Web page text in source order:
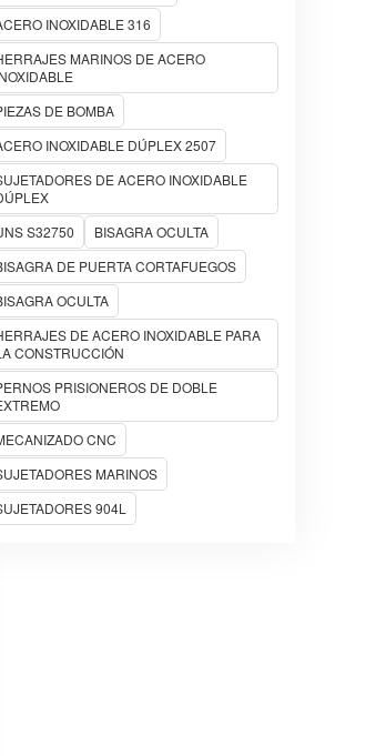
INOXIDABLE 316
MARINOS DE ACERO
DE BOMBA
INOXIDABLE DÚPLEX 2507
DE ACERO INOXIDABLE
S32750
BISAGRA OCULTA
DE PUERTA CORTAFUEGOS
OCULTA
DE ACERO INOXIDABLE PARA
CONSTRUCCIÓN
PRISIONEROS DE DOBLE
CNC
MARINOS
904L